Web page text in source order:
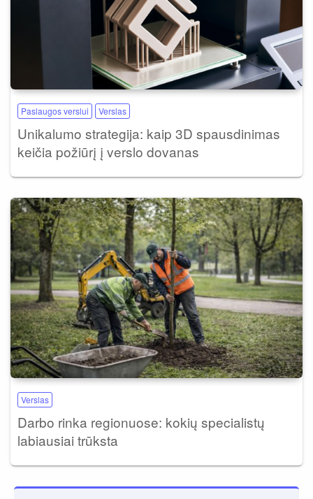
Paslaugos verslui Verslas
Unikalumo strategija: kaip 3D spausdinimas
keičia požiūrį į verslo dovanas
Verslas
Darbo rinka regionuose: kokių specialistų
labiausiai trūksta